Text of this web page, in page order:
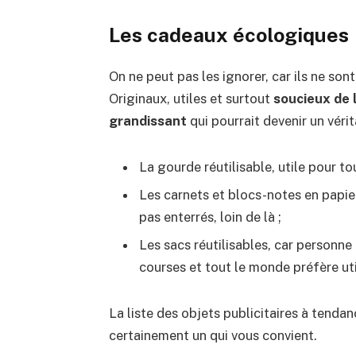
Les cadeaux écologiques
On ne peut pas les ignorer, car ils ne
Originaux, utiles et surtout soucieux de
grandissant qui pourrait devenir un
La gourde réutilisable, utile pour
Les carnets et blocs-notes en
pas enterrés, loin de là ;
Les sacs réutilisables, car personne
courses et tout le monde préfère
La liste des objets publicitaires à
certainement un qui vous convient.